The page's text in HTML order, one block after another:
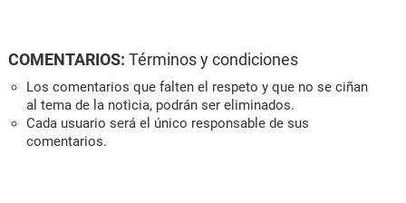
COMENTARIOS: Términos y condiciones
Los comentarios que falten el respeto y que no se ciñan
al tema de la noticia, podrán ser eliminados.
Cada usuario será el único responsable de sus
comentarios.